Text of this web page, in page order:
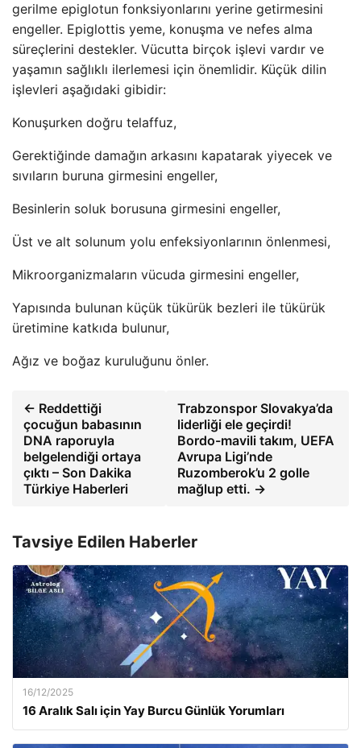
gerilme epiglotun fonksiyonlarını yerine getirmesini
engeller. Epiglottis yeme, konuşma ve nefes alma
süreçlerini destekler. Vücutta birçok işlevi vardır ve
yaşamın sağlıklı ilerlemesi için önemlidir. Küçük dilin
işlevleri aşağıdaki gibidir:
Konuşurken doğru telaffuz,
Gerektiğinde damağın arkasını kapatarak yiyecek ve
sıvıların buruna girmesini engeller,
Besinlerin soluk borusuna girmesini engeller,
Üst ve alt solunum yolu enfeksiyonlarının önlenmesi,
Mikroorganizmaların vücuda girmesini engeller,
Yapısında bulunan küçük tükürük bezleri ile tükürük
üretimine katkıda bulunur,
Ağız ve boğaz kuruluğunu önler.
← Reddettiği
çocuğun babasının
DNA raporuyla
belgelendiği ortaya
çıktı – Son Dakika
Türkiye Haberleri
Trabzonspor Slovakya’da
liderliği ele geçirdi!
Bordo-mavili takım, UEFA
Avrupa Ligi’nde
Ruzomberok’u 2 golle
mağlup etti. →
Tavsiye Edilen Haberler
16/12/2025
16 Aralık Salı için Yay Burcu Günlük Yorumları